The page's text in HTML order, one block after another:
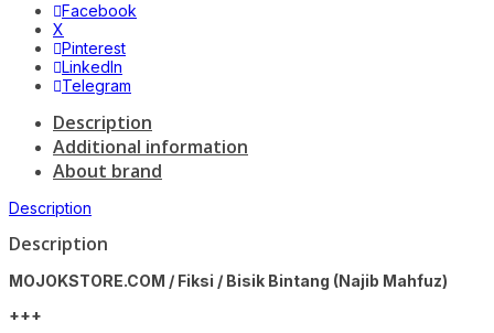
Facebook
X
Pinterest
LinkedIn
Telegram
Description
Additional information
About brand
Description
Description
MOJOKSTORE.COM / Fiksi / Bisik Bintang (Najib Mahfuz)
+++